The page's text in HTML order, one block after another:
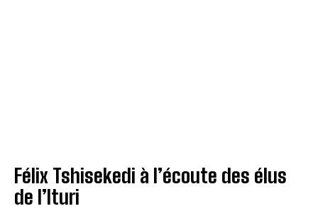
Félix Tshisekedi à l’écoute des élus
de l’Ituri